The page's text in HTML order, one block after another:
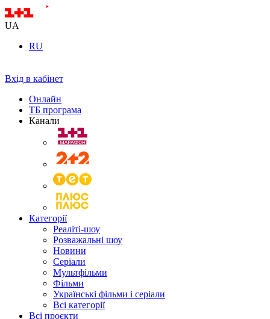
UA
RU
Вхід в кабінет
Онлайн
ТБ програма
Канали
Категорії
Реаліті-шоу
Розважальні шоу
Новини
Серіали
Мультфільми
Фільми
Українські фільми і серіали
Всі категорії
Всі проєкти